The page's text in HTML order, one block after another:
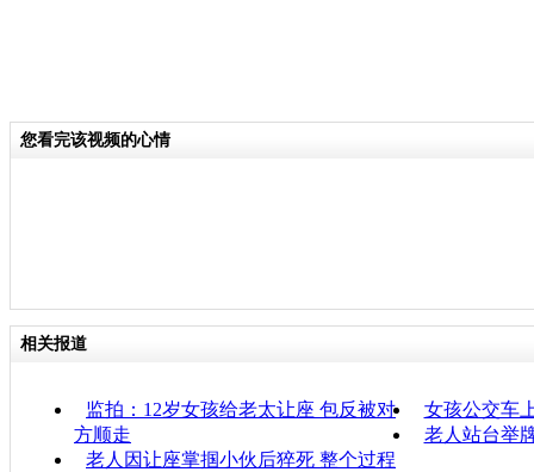
您看完该视频的心情
相关报道
监拍：12岁女孩给老太让座 包反被对
方顺走
女孩公交车
老人站台举
老人因让座掌掴小伙后猝死 整个过程